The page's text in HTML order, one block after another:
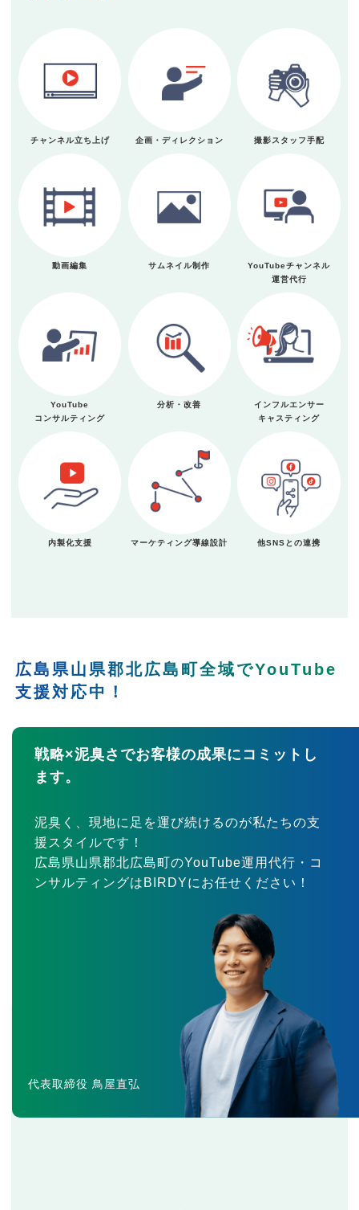
チャンネル立ち上げ 企画・ディレクション 撮影スタッフ手配
動画編集 サムネイル制作
YouTubeチャンネル
運営代行
YouTube
コンサルティング
分析・改善
インフルエンサー
キャスティング
内製化支援 マーケティング導線設計 他SNSとの連携
広島県山県郡北広島町全域でYouTube
支援対応中！
戦略×泥臭さでお客様の成果にコミットし
ます。
泥臭く、現地に足を運び続けるのが私たちの支
援スタイルです！
広島県山県郡北広島町のYouTube運用代行・コ
ンサルティングはBIRDYにお任せください！
代表取締役 鳥屋直弘